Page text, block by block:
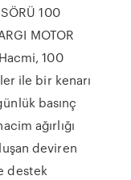
100
MOTOR
100
ile bir kenarı
basınç
ağırlığı
deviren
destek